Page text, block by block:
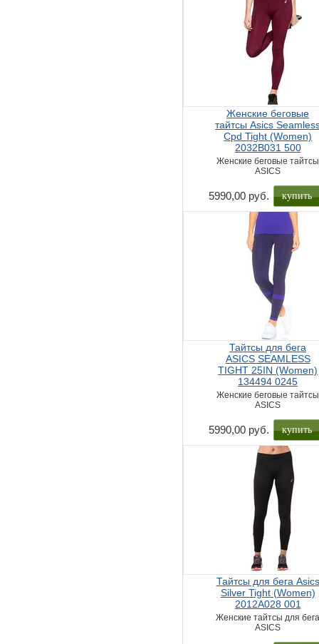
Женские беговые
тайтсы Asics
Cpd Tight (Women)
2032B031 500
Женские беговые тайтсы
ASICS
5990,00 руб. купить
Тайтсы для бега
ASICS SEAMLESS
TIGHT 25IN (Women)
134494 0245
Женские беговые тайтсы
ASICS
5990,00 руб. купить
Тайтсы для бега Asics
Silver Tight (Women)
2012A028 001
Женские тайтсы для
ASICS